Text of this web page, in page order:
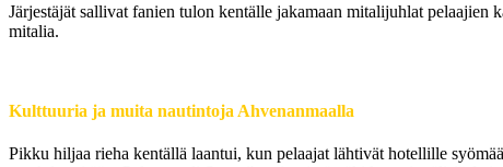
Järjestäjät sallivat fanien tulon kentälle jakamaan mitalijuhlat pelaajien
mitalia.
Kulttuuria ja muita nautintoja Ahvenanmaalla
Pikku hiljaa rieha kentällä laantui, kun pelaajat lähtivät hotellille